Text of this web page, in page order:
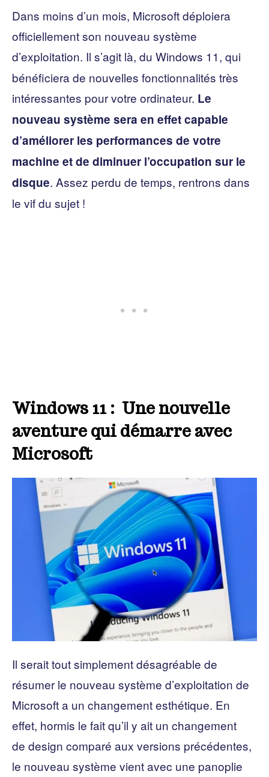
Dans moins d’un mois, Microsoft déploiera
officiellement son nouveau système
d’exploitation. Il s’agit là, du Windows 11, qui
bénéficiera de nouvelles fonctionnalités très
intéressantes pour votre ordinateur. Le
nouveau système sera en effet capable
d’améliorer les performances de votre
machine et de diminuer l’occupation sur le
disque. Assez perdu de temps, rentrons dans
le vif du sujet !
Windows 11 : Une nouvelle
aventure qui démarre avec
Microsoft
Il serait tout simplement désagréable de
résumer le nouveau système d’exploitation de
Microsoft a un changement esthétique. En
effet, hormis le fait qu’il y ait un changement
de design comparé aux versions précédentes,
le nouveau système vient avec une panoplie